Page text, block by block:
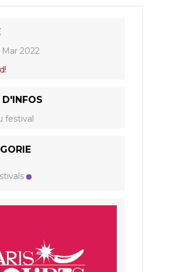
Mar 2022
D'INFOS
festival